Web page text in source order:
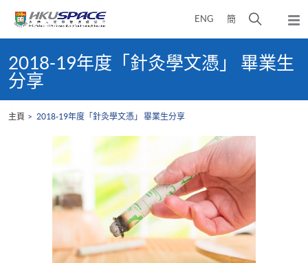
ENG 簡
開
搜
尋
面
彈
出
選
content
start2018-19年度「針灸學文憑」 畢業生
分享
主頁 2018-19年度「針灸學文憑」 畢業生分享